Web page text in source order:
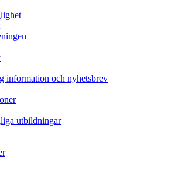
information och nyhetsbrev
utbildningar